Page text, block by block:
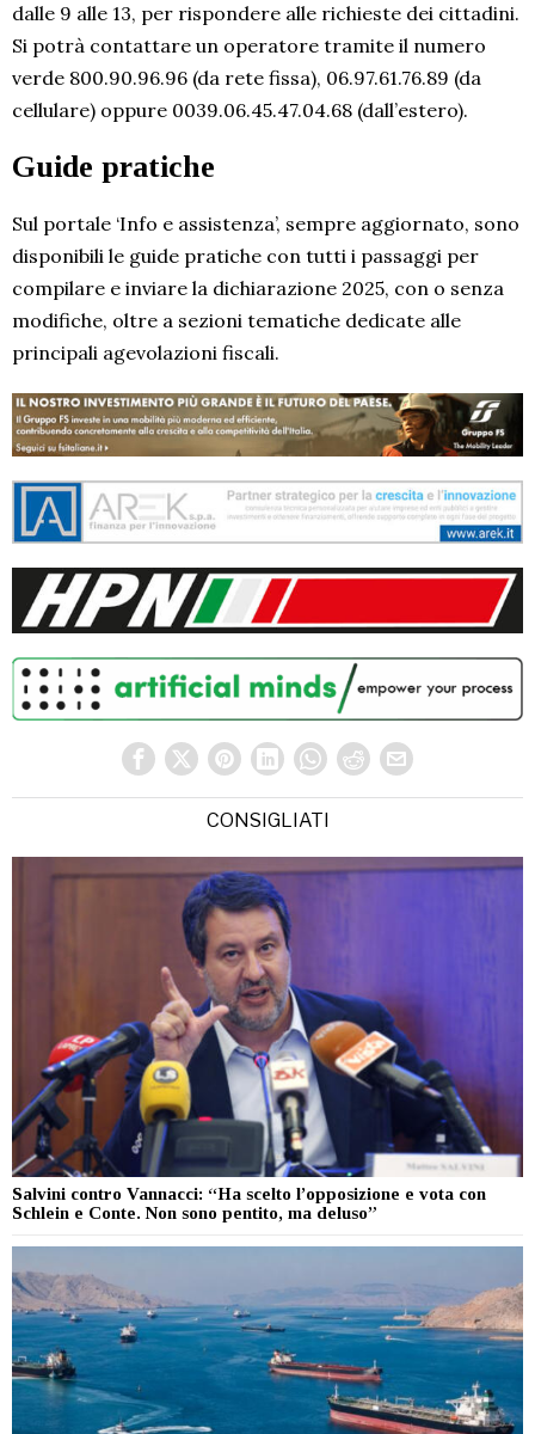
dalle 9 alle 13, per rispondere alle richieste dei cittadini.
Si potrà contattare un operatore tramite il numero
verde 800.90.96.96 (da rete fissa), 06.97.61.76.89 (da
cellulare) oppure 0039.06.45.47.04.68 (dall’estero).
Guide pratiche
Sul portale ‘Info e assistenza’, sempre aggiornato, sono
disponibili le guide pratiche con tutti i passaggi per
compilare e inviare la dichiarazione 2025, con o senza
modifiche, oltre a sezioni tematiche dedicate alle
principali agevolazioni fiscali.
CONSIGLIATI
Salvini contro Vannacci: “Ha scelto l’opposizione e vota con
Schlein e Conte. Non sono pentito, ma deluso”